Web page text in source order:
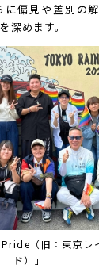
に偏見や差別の
深めます。
（旧：東京レ
ド）」